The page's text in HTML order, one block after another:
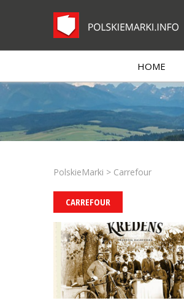
HOME
PolskieMarki > Carrefour
CARREFOUR